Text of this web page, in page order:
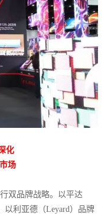
化
场
双品牌战略。以平达
以利亚德（Leyard）品牌